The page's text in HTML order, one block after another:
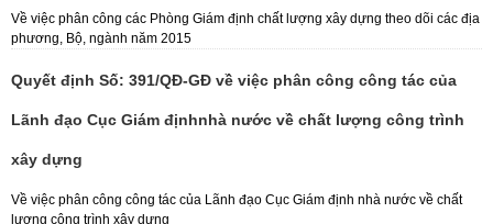
Về việc phân công các Phòng Giám định chất lượng xây dựng theo dõi các địa
phương, Bộ, ngành năm 2015
Quyết định Số: 391/QĐ-GĐ về việc phân công công tác của
Lãnh đạo Cục Giám địnhnhà nước về chất lượng công trình
xây dựng
Về việc phân công công tác của Lãnh đạo Cục Giám định nhà nước về chất
lượng công trình xây dựng